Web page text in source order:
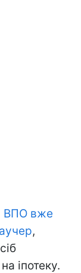
ВПО вже
,
іпотеку.